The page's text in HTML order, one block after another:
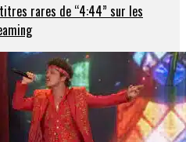
rares de “4:44” sur les